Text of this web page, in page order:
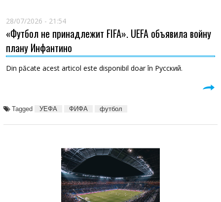
28/07/2026 - 21:54
«Футбол не принадлежит FIFA». UEFA объявила войну
плану Инфантино
Din păcate acest articol este disponibil doar în Русский.
Tagged УЕФА ФИФА футбол